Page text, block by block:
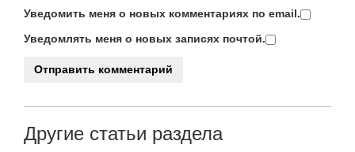
Уведомить меня о новых комментариях по email.
Уведомлять меня о новых записях почтой.
Другие статьи раздела